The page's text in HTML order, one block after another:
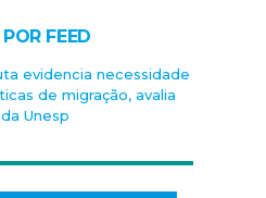
FEED
evidencia necessidade
de migração, avalia
Unesp